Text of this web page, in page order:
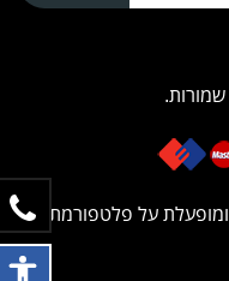
ומופעלת על פלטפורמת
פתח